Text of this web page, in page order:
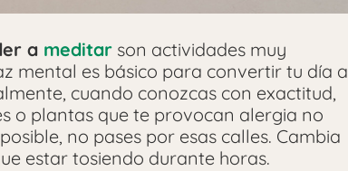
a meditar son actividades muy
mental es básico para convertir tu día a
cuando conozcas con exactitud,
o plantas que te provocan alergia no
no pases por esas calles. Cambia
estar tosiendo durante horas.